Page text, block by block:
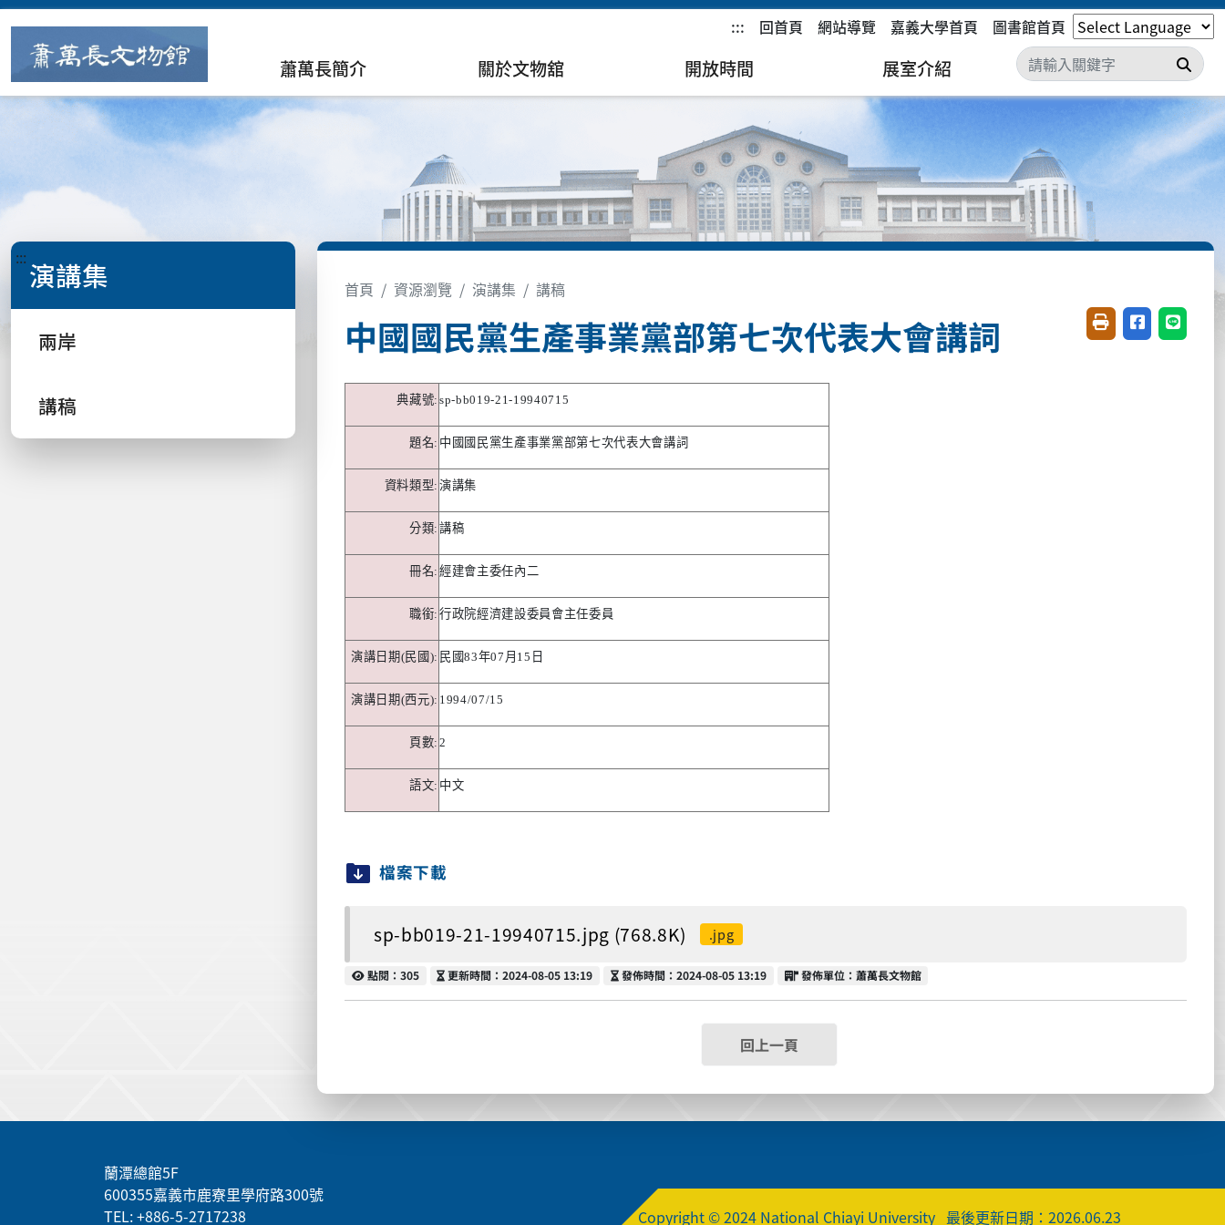
::: 回首頁 網站導覽 嘉義大學首頁 圖書館首頁
蕭萬長簡介 關於文物舘 開放時間 展室介紹 搜尋
::: 演講集
兩岸
講稿
首頁 資源瀏覽 演講集 講稿
中國國民黨生產事業黨部第七次代表大會講詞 友善列印(開新視窗)
分享至臉書(
分享至
典藏號: sp-bb019-21-19940715
題名: 中國國民黨生產事業黨部第七次代表大會講詞
資料類型: 演講集
分類: 講稿
冊名: 經建會主委任內二
職銜: 行政院經濟建設委員會主任委員
演講日期(民國 ): 民國83年07 月 15 日
演講日期(西元): 1994/07/15
頁數: 2
語文: 中文
檔案下載
sp-bb019-21-19940715.jpg (768.8K) .jpg
點閱
點閱：305 更新時間
更新時間：2024-08-05 13:19 發佈時間
發佈時間：2024-08-05 13:19 發佈單位
發佈單位：蕭萬長文物館
回上一頁
蘭潭總館5F
600355嘉義市鹿寮里學府路300號
TEL: +886-5-2717238
Copyright © 2024 National Chiayi University 最後更新日期：2026.06.23